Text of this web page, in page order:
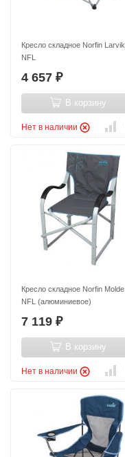
Кресло складное Norfin Larvik
NFL
4 657 ₽
В корзину
Нет в наличии
Кресло складное Norfin Molde
NFL (алюминиевое)
7 119 ₽
В корзину
Нет в наличии